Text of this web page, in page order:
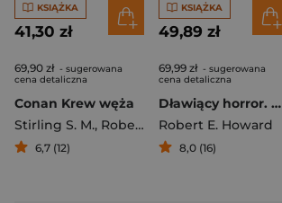
KSIĄŻKA
41,30 zł
69,90 zł - sugerowana
cena detaliczna
Conan Krew węża
Stirling S. M., Robert E. Howard
6,7 (12)
KSIĄŻKA
49,89 zł
69,99 zł - sugerowana
cena detaliczna
Dławiący horror. Zbiór opowiadań grozy
Robert E. Howard
8,0 (16)